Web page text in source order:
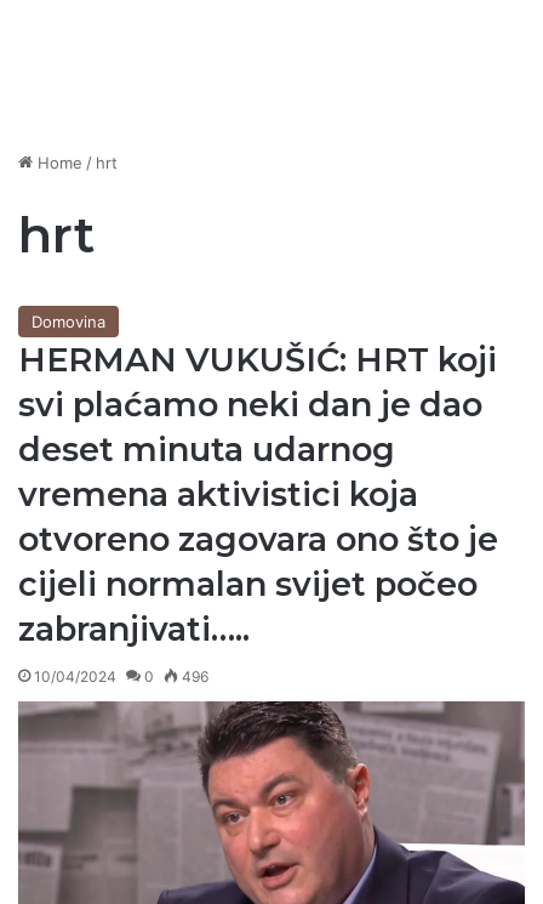
Home / hrt
hrt
Domovina
HERMAN VUKUŠIĆ: HRT koji
svi plaćamo neki dan je dao
deset minuta udarnog
vremena aktivistici koja
otvoreno zagovara ono što je
cijeli normalan svijet počeo
zabranjivati…..
10/04/2024 0 496